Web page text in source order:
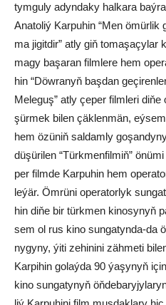
tym­gu­ly adyn­da­ky hal­ka­ra
Ana­to­liý Kar­pu­hin “Men ömür­lik
ma ji­git­dir” at­ly giň
ma­gy ba­şa­ran film­le­re hem
hin “Döw­ra­nyň baş­dan
Me­le­guş” at­ly çe­per film­le­ri
şür­mek bi­len çäk­len­män,
hem özü­niň sal­dam­ly
dü­şü­ri­len “Türk­men­fil­mi­ň”
per film­de Kar­pu­hin hem
le­ýär. Öm­rü­ni ope­ra­tor­lyk
hin di­ňe bir türk­men ki­no­sy­nyň
sem ol rus ki­no sun­ga­tyn­da-da
ny­gy­ny, ýi­ti ze­hi­ni­ni zäh­me­ti
Kar­pi­hin go­laý­da 90 ýa­şy­nyň
ki­no sun­ga­ty­nyň